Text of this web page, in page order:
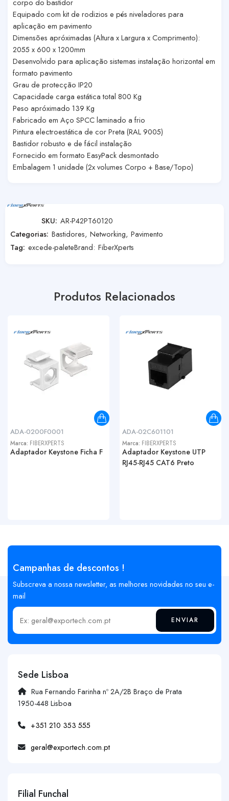
corpo do bastidor
Equipado com kit de rodizios e pés niveladores para
aplicação em pavimento
Dimensões apróximadas (Altura x Largura x Comprimento):
2055 x 600 x 1200mm
Desenvolvido para aplicação sistemas instalação horizontal em
formato pavimento
Grau de protecção IP20
Capacidade carga estática total 800 Kg
Peso apróximado 139 Kg
Fabricado em Aço SPCC laminado a frio
Pintura electroestática de cor Preta (RAL 9005)
Bastidor robusto e de fácil instalação
Fornecido em formato EasyPack desmontado
Embalagem 1 unidade (2x volumes Corpo + Base/Topo)
SKU: AR-P42PT60120
Categorias: Bastidores, Networking, Pavimento
Tag: excede-paleteBrand: FiberXperts
Produtos Relacionados
ADA-0200F0001
Marca: FIBERXPERTS
Adaptador Keystone Ficha F
ADA-02C601101
Marca: FIBERXPERTS
Adaptador Keystone UTP
RJ45-RJ45 CAT6 Preto
Campanhas de descontos !
Subscreva a nossa newsletter, as melhores novidades no seu e-
mail
Insira o seu email ENVIAR
Sede Lisboa
Rua Fernando Farinha nº 2A/2B Braço de Prata
1950-448 Lisboa
+351 210 353 555
geral@exportech.com.pt
Filial Funchal